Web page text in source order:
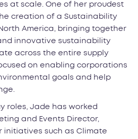
at scale. One of her proudest
creation of a Sustainability
America, bringing together
innovative sustainability
across the entire supply
on enabling corporations
goals and help
roles, Jade has worked
and Events Director,
initiatives such as Climate